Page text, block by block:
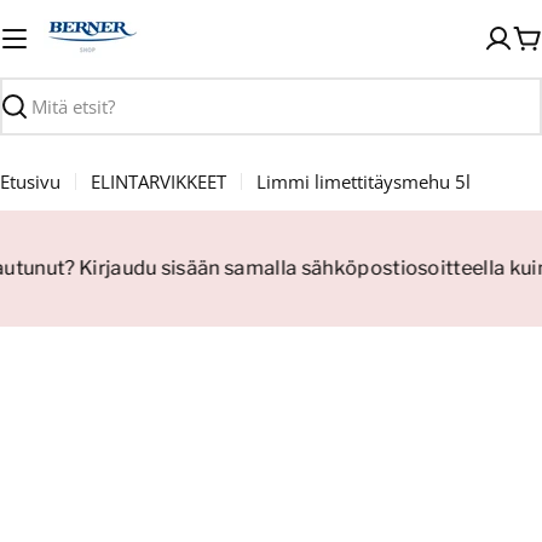
sisältöön
Haku
Etusivu ELINTARVIKKEET Limmi limettitäysmehu 5l
Kirjaudu sisään samalla sähköpostiosoitteella